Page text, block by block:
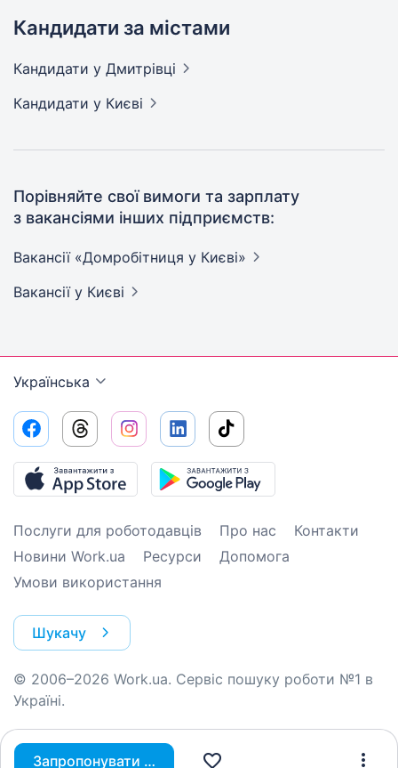
Запропонувати вакансію
Кандидати за містами
Кандидати у Дмитрівці
Кандидати у Києві
Порівняйте свої вимоги та зарплату
з вакансіями інших підприємств:
Вакансії «Домробітниця у Києві»
Вакансії у Києві
Українська
Послуги для роботодавців Про нас
Контакти
Новини Work.ua
Ресурси
Допомога
Умови використання
Шукачу
© 2006–2026 Work.ua. Сервіс пошуку роботи №1 в
Україні.